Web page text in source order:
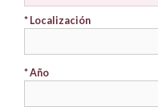
* Localización
* Año